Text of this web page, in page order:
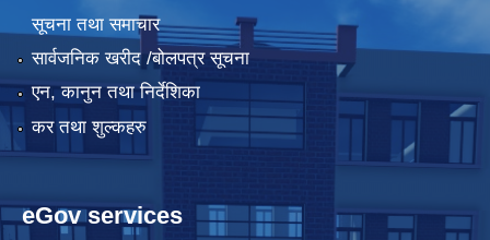
सूचना तथा समाचार
सार्वजनिक खरीद /बोलपत्र सूचना
एन, कानुन तथा निर्देशिका
कर तथा शुल्कहरु
eGov services